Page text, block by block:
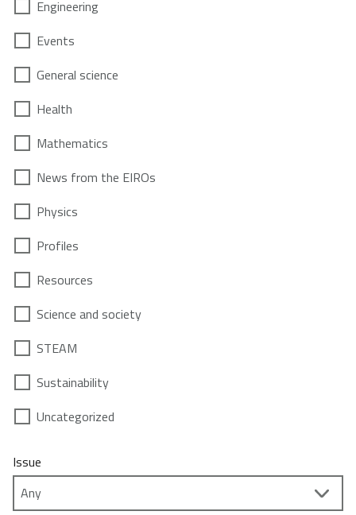
Engineering
Events
General science
Health
Mathematics
News from the EIROs
Physics
Profiles
Resources
Science and society
STEAM
Sustainability
Uncategorized
Issue